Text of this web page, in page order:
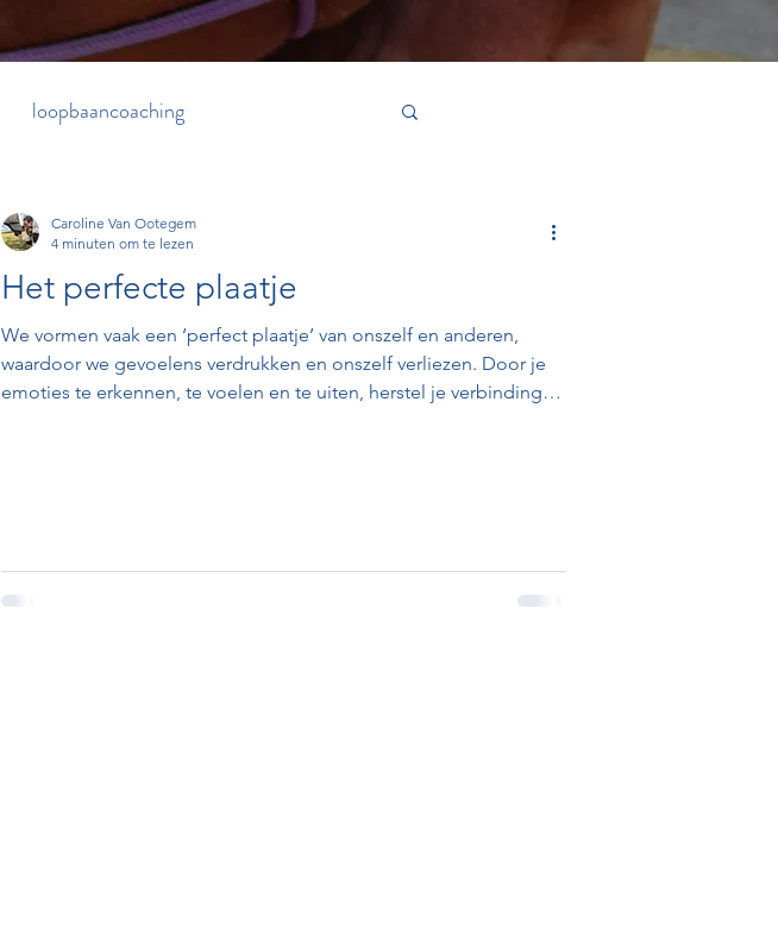
loopbaancoaching
Het perfecte plaatje
We vormen vaak een ‘perfect plaatje’ van onszelf en anderen,
waardoor we gevoelens verdrukken en onszelf verliezen. Door je
emoties te erkennen, te voelen en te uiten, herstel je verbinding
Caroline Van Ootegem
4 minuten om te lezen